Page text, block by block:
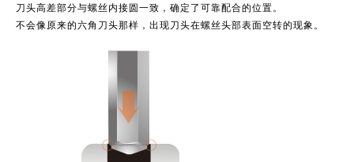
刀头高差部分与螺丝内接圆一致，确定了可靠配合的位置。
不会像原来的六角刀头那样，出现刀头在螺丝头部表面空转的现象。